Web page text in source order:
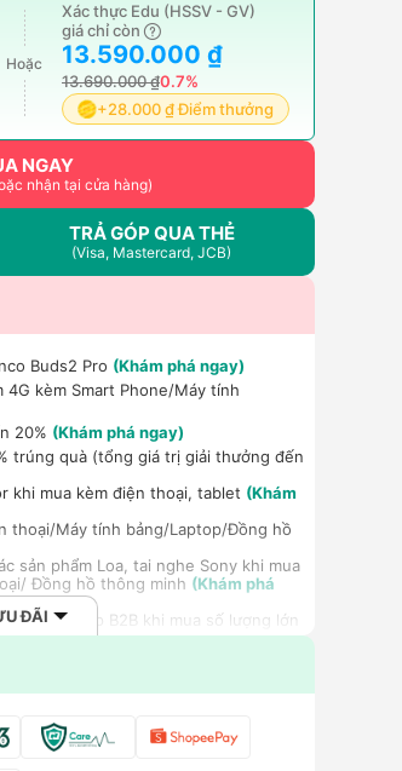
Hoặc
Xác thực Edu (HSSV - GV)
giá chỉ còn
13.590.000 ₫
13.690.000 ₫0.7%
+28.000 ₫ Điểm thưởng
NGAY
nhận tại cửa hàng)
TRẢ GÓP QUA THẺ
(Visa, Mastercard, JCB)
Buds2 Pro (Khám phá ngay)
4G kèm Smart Phone/Máy tính
20% (Khám phá ngay)
trúng quà (tổng giá trị giải thưởng đến
khi mua kèm điện thoại, tablet (Khám
thoại/Máy tính bảng/Laptop/Đồng hồ
sản phẩm Loa, tai nghe Sony khi mua
Đồng hồ thông minh (Khám phá
nghiệp B2B khi mua số lượng lớn
ĐÃI